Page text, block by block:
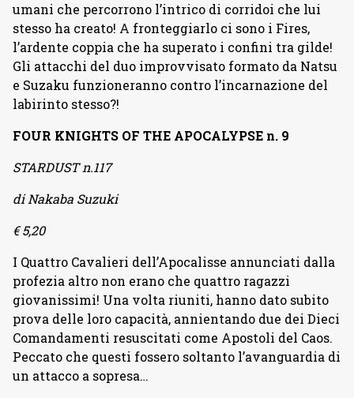
umani che percorrono l’intrico di corridoi che lui
stesso ha creato! A fronteggiarlo ci sono i Fires,
l’ardente coppia che ha superato i confini tra gilde!
Gli attacchi del duo improvvisato formato da Natsu
e Suzaku funzioneranno contro l’incarnazione del
labirinto stesso?!
FOUR KNIGHTS OF THE APOCALYPSE n. 9
STARDUST n.117
di Nakaba Suzuki
€ 5,20
I Quattro Cavalieri dell’Apocalisse annunciati dalla
profezia altro non erano che quattro ragazzi
giovanissimi! Una volta riuniti, hanno dato subito
prova delle loro capacità, annientando due dei Dieci
Comandamenti resuscitati come Apostoli del Caos.
Peccato che questi fossero soltanto l’avanguardia di
un attacco a sopresa…